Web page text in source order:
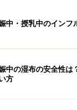
購入と、妊娠
」 紫のパッケージ
白のパッケージは医
中・授乳中のインフ
中の湿布の安全性は
方